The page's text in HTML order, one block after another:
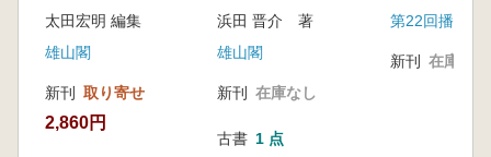
太田宏明 編集
雄山閣
新刊 取り寄せ
2,860円
浜田 晋介 著
雄山閣
新刊 在庫なし
古書 1 点
新刊 在庫なし